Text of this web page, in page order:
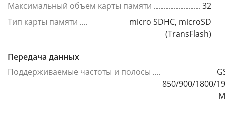
Максимальный объем карты памяти
32
Тип карты памяти
micro SDHC, microSD
(TransFlash)
Передача данных
Поддерживаемые частоты и полосы
850/900/1800/